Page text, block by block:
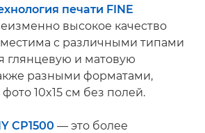
печати FINE
высокое качество
с различными типами
глянцевую и матовую
разными форматами,
10x15 см без полей.
CP1500 — это более